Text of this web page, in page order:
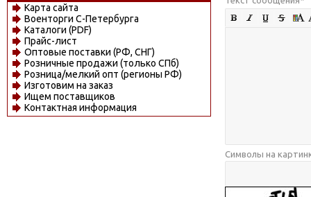
Карта сайта
Военторги С-Петербурга
Каталоги (PDF)
Прайс-лист
Оптовые поставки (РФ, СНГ)
Розничные продажи (только СПб)
Розница/мелкий опт (регионы РФ)
Изготовим на заказ
Ищем поставщиков
Контактная информация
Символы на